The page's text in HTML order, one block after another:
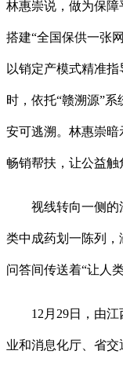
林惠崇说，做为保
搭建“全国保供一张
以销定产模式精准
时，依托“赣溯源”
安可逃溯。林惠崇
畅销帮扶，让公益触
视线转向一侧的
类中成药划一陈列
问答间传送着“让人
12月29日，由江
业和消息化厅、省